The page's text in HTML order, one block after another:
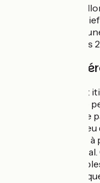
Nous vous
bénéficier d’un
voyage à vélo et
depuis le Canal des
Est-ce un
Nous classons cet
emprunte 95 % de
vallée. La première
accessible avec
assez pentus sont
Antonin-Noble-
tout à fait
assistance